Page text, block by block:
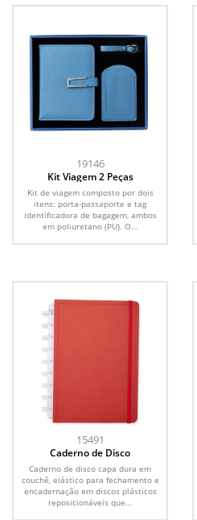
19146
Kit Viagem 2 Peças
Kit de viagem composto por dois
itens: porta-passaporte e tag
identificadora de bagagem, ambos
em poliuretano (PU). O...
15491
Caderno de Disco
Caderno de disco capa dura em
couchê, elástico para fechamento e
encadernação em discos plásticos
reposicionáveis que...